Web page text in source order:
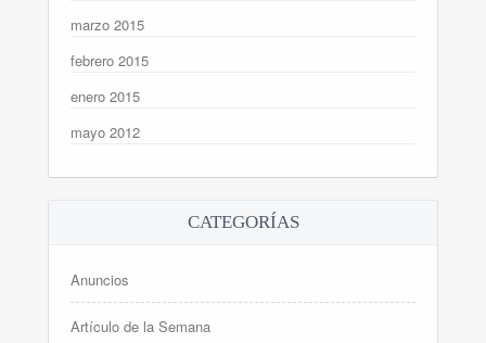
marzo 2015
febrero 2015
enero 2015
mayo 2012
CATEGORÍAS
Anuncios
Artículo de la Semana